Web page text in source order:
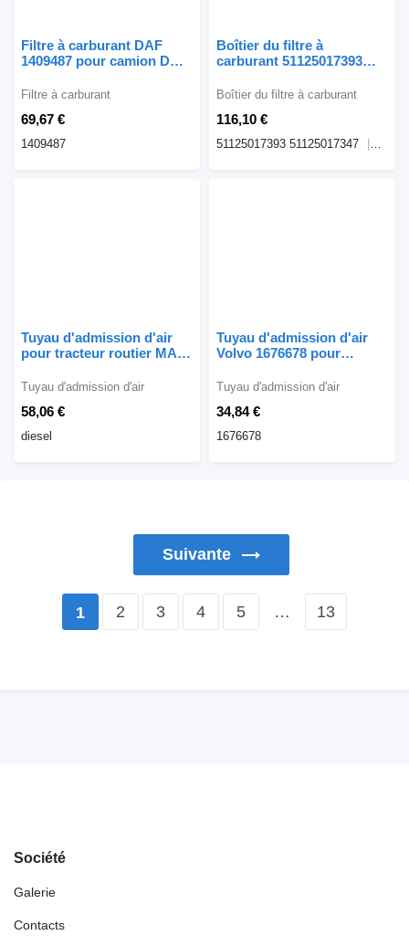
Filtre à carburant DAF
1409487 pour camion DAF
69,67 €
Filtre à carburant
1409487
Boîtier du filtre à
carburant 51125017393
TGA
116,10 €
Boîtier du filtre à carburant
51125017393 51125017347 diesel
Tuyau d'admission d'air
pour tracteur routier MAN
58,06 €
Tuyau d'admission d'air
diesel
Tuyau d'admission d'air
Volvo 1676678 pour
12 13
34,84 €
Tuyau d'admission d'air
1676678
Suivante
1 2 3 4 5 … 13
Société
Galerie
Contacts